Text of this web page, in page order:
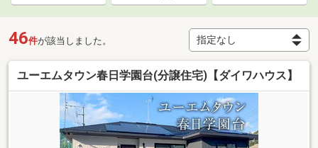
46件が該当しました。
ユーエムタウン春日学園台(分譲住宅)【ダイワハウス】